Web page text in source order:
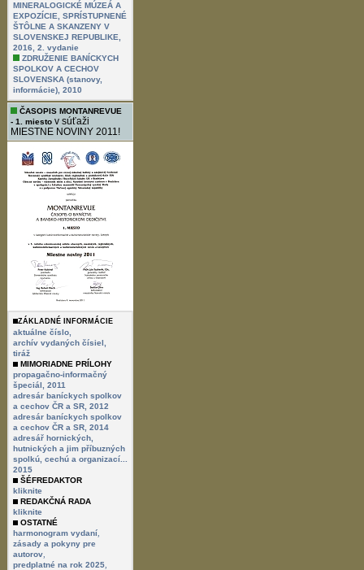
MINERALOGICKÉ MÚZEÁ A
EXPOZÍCIE, SPRÍSTUPNENÉ
ŠTÔLNE A SKANZENY V
SLOVENSKEJ REPUBLIKE,
2016, 2. vydanie
ZDRUŽENIE BANÍCKYCH
SPOLKOV A CECHOV
SLOVENSKA (stanovy,
informácie), 2010
ČASOPIS MONTANREVUE
- 1. miesto v súťaži
MIESTNE NOVINY 2011!
ZÁKLADNÉ INFORMÁCIE
aktuálne číslo,
archív vydaných čísiel,
tiráž
MIMORIADNE PRÍLOHY
propagačno-informačný
špeciál, 2011
adresár baníckych spolkov
a cechov ČR a SR, 2012
adresár baníckych spolkov
a cechov ČR a SR, 2014
adresář hornických,
hutnických a jim příbuzných
spolkú, cechú a organizací...
2015
ŠÉFREDAKTOR
kliknite
REDAKČNÁ RADA
kliknite
OSTATNÉ
harmonogram vydaní
zásady a pokyny pre
autorov
predplatné na rok 2025